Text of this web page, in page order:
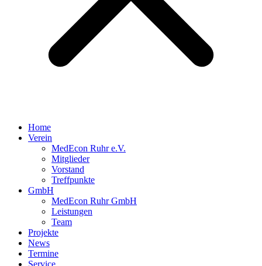
Home
Verein
MedEcon Ruhr e.V.
Mitglieder
Vorstand
Treffpunkte
GmbH
MedEcon Ruhr GmbH
Leistungen
Team
Projekte
News
Termine
Service